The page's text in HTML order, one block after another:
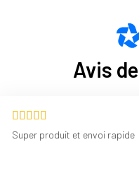
Avis
Super produit et envoi rapide